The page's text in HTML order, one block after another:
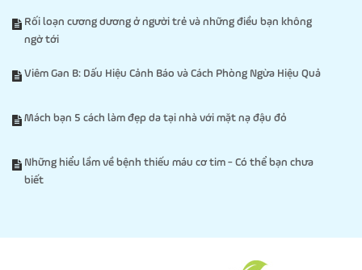
Rối loạn cương dương ở người trẻ và những điều bạn không
ngờ tới
Viêm Gan B: Dấu Hiệu Cảnh Báo và Cách Phòng Ngừa Hiệu Quả
Mách bạn 5 cách làm đẹp da tại nhà với mặt nạ đậu đỏ
Những hiểu lầm về bệnh thiếu máu cơ tim - Có thể bạn chưa
biết